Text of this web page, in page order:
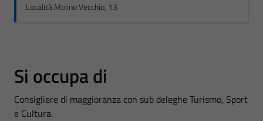
Località Molino Vecchio, 13
Si occupa di
Consigliere di maggioranza con sub deleghe Turismo, Sport
e Cultura.